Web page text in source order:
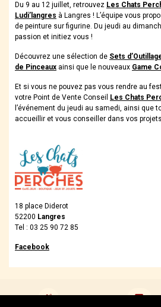
Du 9 au 12 juillet, retrouvez Les Chats
Ludi’langres à Langres ! L’équipe vous
de peinture sur figurine. Du jeudi au
passion et initiez vous !
Découvrez une sélection de Sets
de Pinceaux ainsi que le nouveaux Game
Et si vous ne pouvez pas vous rendre au
votre Point de Vente Conseil
Les Chats
l’événement du jeudi au samedi, ainsi que
accueillir et vous conseiller dans vos
18 place Diderot
52200 Langres
Tel : 03 25 90 72 85
Facebook